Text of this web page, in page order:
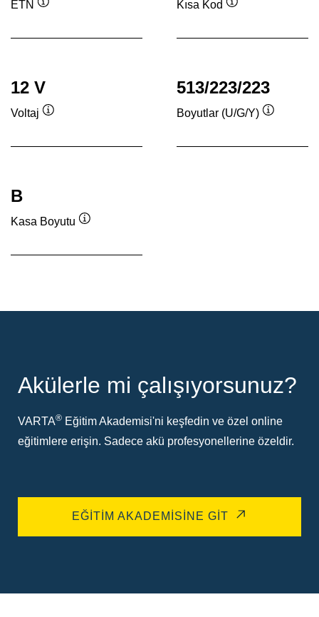
ETN
Kısa Kod
12 V
Voltaj
513/223/223
Boyutlar (U/G/Y)
B
Kasa Boyutu
Akülerle mi çalışıyorsunuz?
VARTA® Eğitim Akademisi'ni keşfedin ve özel online
eğitimlere erişin. Sadece akü profesyonellerine özeldir.
EĞITIM AKADEMISINE GIT